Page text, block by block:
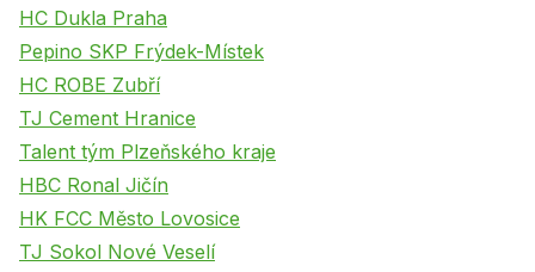
HC Dukla Praha
Pepino SKP Frýdek-Místek
HC ROBE Zubří
TJ Cement Hranice
Talent tým Plzeňského kraje
HBC Ronal Jičín
HK FCC Město Lovosice
TJ Sokol Nové Veselí